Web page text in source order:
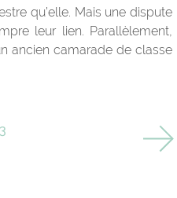
qu’elle. Mais une dispute
leur lien. Parallèlement,
ancien camarade de classe